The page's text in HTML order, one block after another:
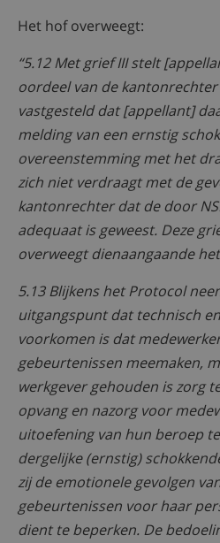
Het hof overweegt:
“5.12 Met grief III stelt
oordeel van de
vastgesteld dat [appellant]
melding van een ernstig
overeenstemming met het
zich niet verdraagt met de
kantonrechter dat de door
adequaat is geweest. Deze
overweegt dienaangaande
5.13 Blijkens het Protocol
uitgangspunt dat technisch
voorkomen is dat
gebeurtenissen meemaken,
werkgever gehouden is zorg
opvang en nazorg voor
uitoefening van hun beroep
dergelijke (ernstig)
zij de emotionele gevolgen
gebeurtenissen voor haar
dient te beperken. De